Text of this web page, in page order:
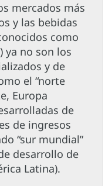
mercados más
y las bebidas
como
ya no son los
y de
el “norte
Europa
de
de ingresos
“sur mundial”
desarrollo de
Latina).